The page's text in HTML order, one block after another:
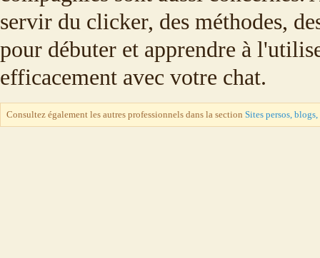
servir du clicker, des méthodes,
pour débuter et apprendre à
efficacement avec votre chat.
Consultez également les autres professionnels dans la section Sites persos,